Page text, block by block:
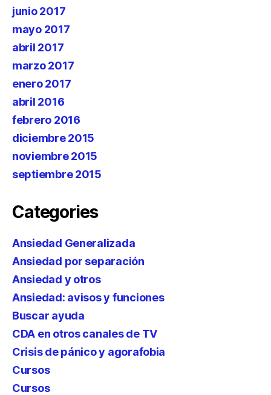
junio 2017
mayo 2017
abril 2017
marzo 2017
enero 2017
abril 2016
febrero 2016
diciembre 2015
noviembre 2015
septiembre 2015
Categories
Ansiedad Generalizada
Ansiedad por separación
Ansiedad y otros
Ansiedad: avisos y funciones
Buscar ayuda
CDA en otros canales de TV
Crisis de pánico y agorafobia
Cursos
Cursos